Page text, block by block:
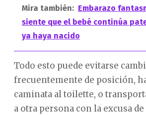
Mira también: Embarazo
siente que el bebé continúa
ya haya nacido
Todo esto puede evitarse
frecuentemente de posición,
caminata al toilette, o
a otra persona con la excusa